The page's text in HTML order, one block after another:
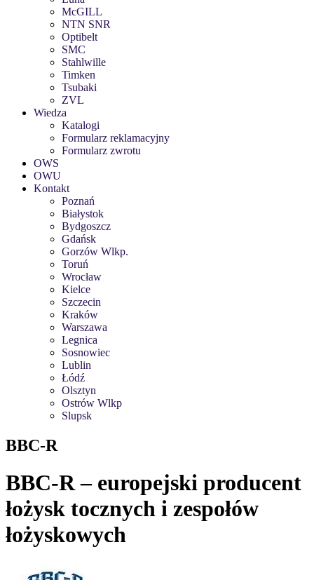
McGILL
NTN SNR
Optibelt
SMC
Stahlwille
Timken
Tsubaki
ZVL
Wiedza
Katalogi
Formularz reklamacyjny
Formularz zwrotu
OWS
OWU
Kontakt
Poznań
Białystok
Bydgoszcz
Gdańsk
Gorzów Wlkp.
Toruń
Wrocław
Kielce
Szczecin
Kraków
Warszawa
Legnica
Sosnowiec
Lublin
Łódź
Olsztyn
Ostrów Wlkp
Slupsk
BBC-R
BBC-R – europejski producent
łożysk tocznych i zespołów
łożyskowych